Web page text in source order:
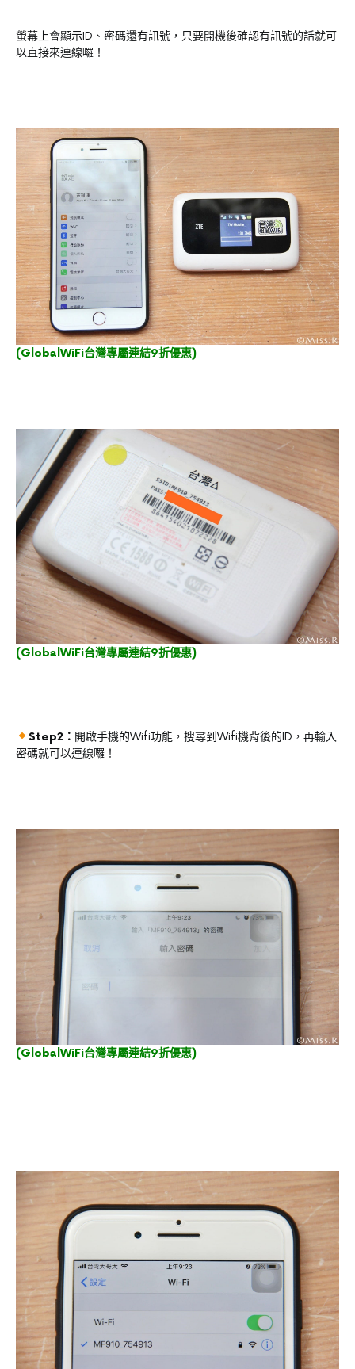
螢幕上會顯示ID、密碼還有訊號，只要開機後確認有訊號的話就可
以直接來連線囉！
(GlobalWiFi台灣專屬連結9折優惠)
(GlobalWiFi台灣專屬連結9折優惠)
Step2： 開啟手機的Wifi功能，搜尋到Wifi機背後的ID，再輸入
密碼就可以連線囉！
(GlobalWiFi台灣專屬連結9折優惠)